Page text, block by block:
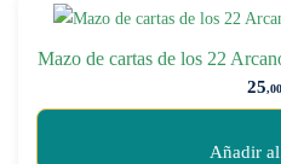
Mazo de cartas de los 22
25,00
Añadir